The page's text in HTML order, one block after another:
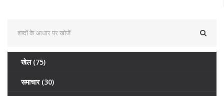
खेल (75)
समाचार (30)